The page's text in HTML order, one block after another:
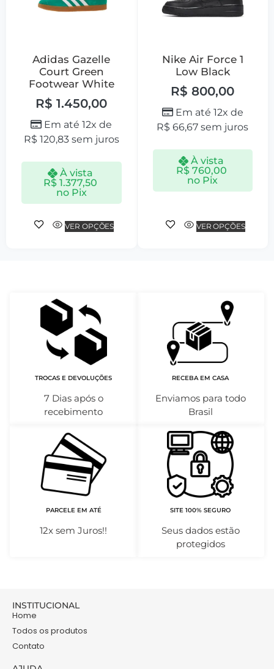
Adidas Gazelle
Court Green
Footwear White
R$ 1.450,00
Em até 12x de
R$ 120,83sem juros
À vista
R$1.377,50
no Pix
VER OPÇÕES
Nike Air Force 1
Low Black
R$ 800,00
Em até 12x de
R$ 66,67 sem juros
À vista
R$760,00
no Pix
VER OPÇÕES
TROCAS E DEVOLUÇÕES
7 Dias após o
recebimento
RECEBA EM CASA
Enviamos para todo
Brasil
PARCELE EM ATÉ
12x sem Juros!!
SITE 100% SEGURO
Seus dados estão
protegidos
INSTITUCIONAL
Home
Todos os produtos
Contato